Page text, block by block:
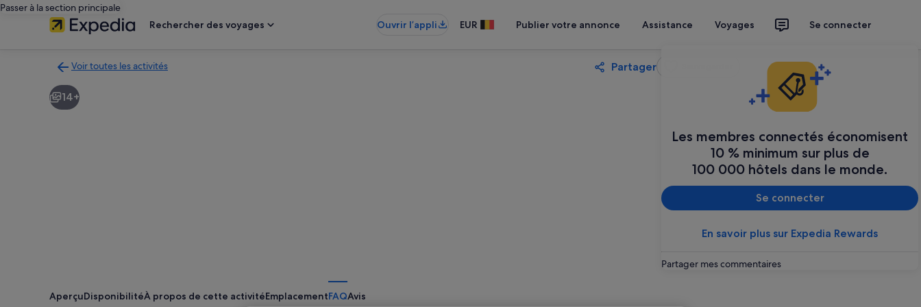
Passer à la section principale
Rechercher des voyages
Ouvrir l’appli EUR Publier votre annonce Assistance Voyages Se connecter
Les membres connectés économisent
10 % minimum sur plus de
100 000 hôtels dans le monde.
Se connecter
En savoir plus sur Expedia Rewards
Partager mes commentaires
Voir toutes les activités
à
la
Partager
14+
AperçuDisponibilitéÀ propos de cette activitéEmplacementFAQAvis